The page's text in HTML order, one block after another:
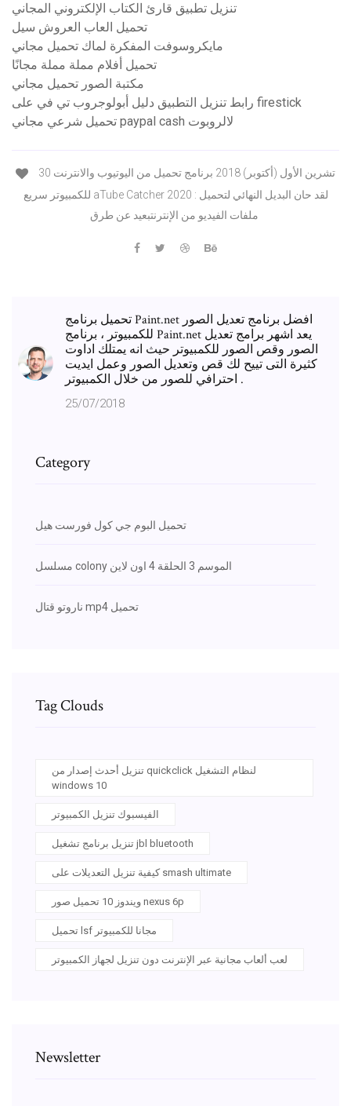
تنزيل تطبيق قارئ الكتاب الإلكتروني المجاني
تحميل العاب العروش سيل
مايكروسوفت المفكرة لماك تحميل مجاني
تحميل أفلام مملة مملة مجانًا
مكتبة الصور تحميل مجاني
رابط تنزيل التطبيق دليل أبولوجروب تي في على firestick
تحميل شرعي مجاني paypal cash لالروبوت
30 تشرين الأول (أكتوبر) 2018 برنامج تحميل من اليوتيوب والانترنت
للكمبيوتر سريع aTube Catcher 2020 : لقد حان البديل النهائي لتحميل
تحميل برنامج Paint.net افضل برنامج تعديل الصور
للكمبيوتر ، برنامج Paint.net يعد اشهر برامج تعديل
الصور وقص الصور للكمبيوتر حيث انه يمتلك اداوت
كثيرة التى تييح لك قص وتعديل الصور وعمل ايديت
احترافي للصور من خلال الكمبيوتر .
25/07/2018
Category
تحميل البوم جي كول فورست هيل
مسلسل colony الموسم 3 الحلقة 4 اون لاين
ناروتو قتال mp4 تحميل
Tag Clouds
تنزيل أحدث إصدار من quickclick لنظام التشغيل
windows 10
الفيسبوك تنزيل الكمبيوتر
تنزيل برنامج تشغيل jbl bluetooth
كيفية تنزيل التعديلات على smash ultimate
ويندوز 10 تحميل صور nexus 6p
تحميل lsf مجانا للكمبيوتر
لعب ألعاب مجانية عبر الإنترنت دون تنزيل لجهاز الكمبيوتر
Newsletter